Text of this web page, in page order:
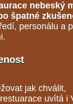
nebeský
špatné
personálu a
jak chválit,
restuarace uvítá i